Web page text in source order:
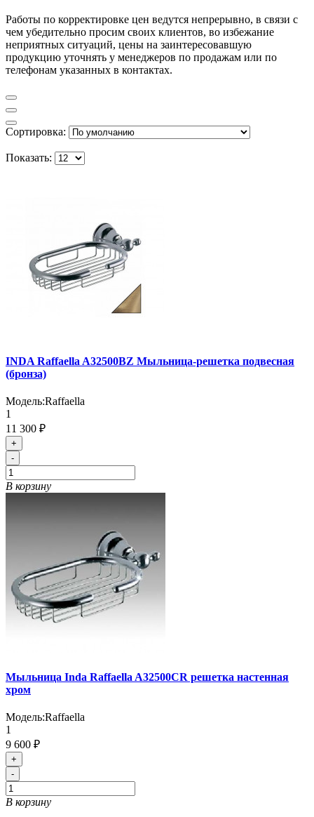
Работы по корректировке цен ведутся непрерывно, в связи с
чем убедительно просим своих клиентов, во избежание
неприятных ситуаций, цены на заинтересовавшую
продукцию уточнять у менеджеров по продажам или по
телефонам указанных в контактах.
Сортировка:
Показать:
INDA Raffaella A32500BZ Мыльница-решетка подвесная
(бронза)
Модель:Raffaella
1
11 300 ₽
+
-
В корзину
Мыльница Inda Raffaella A32500CR решетка настенная
хром
Модель:Raffaella
1
9 600 ₽
+
-
В корзину